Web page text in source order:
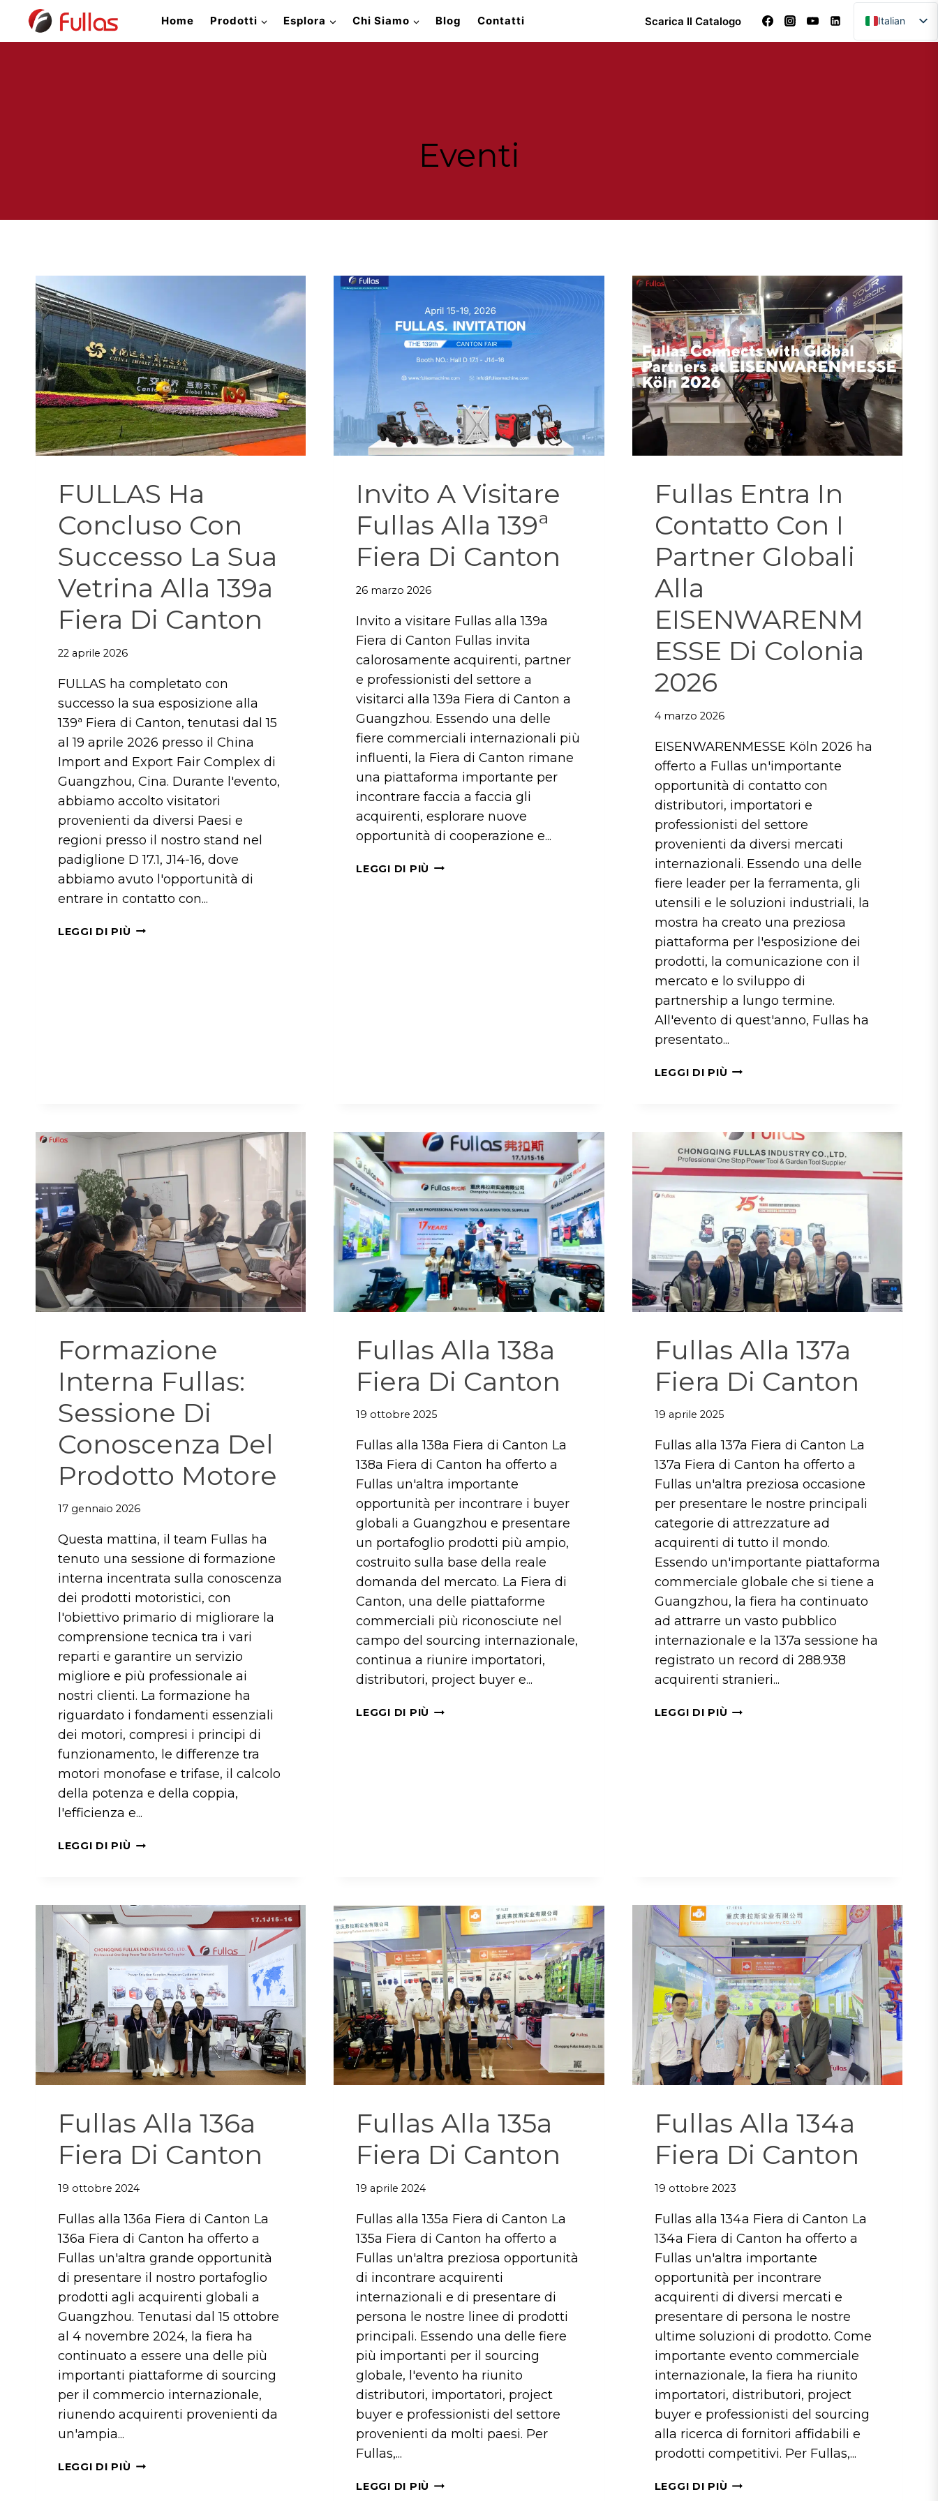
Home Prodotti Esplora Chi Siamo Blog Contatti Scarica Il Catalogo
Italian
English
Eventi
FULLAS Ha
Concluso Con
Successo La Sua
Vetrina Alla 139a
Fiera Di Canton
22 aprile 2026
FULLAS ha completato con
successo la sua esposizione alla
139ª Fiera di Canton, tenutasi dal 15
al 19 aprile 2026 presso il China
Import and Export Fair Complex di
Guangzhou, Cina. Durante l'evento,
abbiamo accolto visitatori
provenienti da diversi Paesi e
regioni presso il nostro stand nel
padiglione D 17.1, J14-16, dove
abbiamo avuto l'opportunità di
entrare in contatto con...
LEGGI DI PIÙ FULLAS
Invito A Visitare
Fullas Alla 139ª
Fiera Di Canton
26 marzo 2026
Invito a visitare Fullas alla 139a
Fiera di Canton Fullas invita
calorosamente acquirenti, partner
e professionisti del settore a
visitarci alla 139a Fiera di Canton a
Guangzhou. Essendo una delle
fiere commerciali internazionali più
influenti, la Fiera di Canton rimane
una piattaforma importante per
incontrare faccia a faccia gli
acquirenti, esplorare nuove
opportunità di cooperazione e...
LEGGI DI PIÙ INVITO
Fullas Entra In
Contatto Con I
Partner Globali
Alla
EISENWARENM
ESSE Di Colonia
2026
4 marzo 2026
EISENWARENMESSE Köln 2026 ha
offerto a Fullas un'importante
opportunità di contatto con
distributori, importatori e
professionisti del settore
provenienti da diversi mercati
internazionali. Essendo una delle
fiere leader per la ferramenta, gli
utensili e le soluzioni industriali, la
mostra ha creato una preziosa
piattaforma per l'esposizione dei
prodotti, la comunicazione con il
mercato e lo sviluppo di
partnership a lungo termine.
All'evento di quest'anno, Fullas ha
presentato...
LEGGI DI PIÙ FULLAS
CON
I
PARTNER
GLOBALI
ALLA
EISENWARENMESSE
DI
COLONIA
2026
Formazione
Interna Fullas:
Sessione Di
Conoscenza Del
Prodotto Motore
17 gennaio 2026
Questa mattina, il team Fullas ha
tenuto una sessione di formazione
interna incentrata sulla conoscenza
dei prodotti motoristici, con
l'obiettivo primario di migliorare la
comprensione tecnica tra i vari
reparti e garantire un servizio
migliore e più professionale ai
nostri clienti. La formazione ha
riguardato i fondamenti essenziali
dei motori, compresi i principi di
funzionamento, le differenze tra
motori monofase e trifase, il calcolo
della potenza e della coppia,
l'efficienza e...
LEGGI DI PIÙ FORMAZIONE
DI
CONOSCENZA
PRODOTTO
MOTORE
Fullas Alla 138a
Fiera Di Canton
19 ottobre 2025
Fullas alla 138a Fiera di Canton La
138a Fiera di Canton ha offerto a
Fullas un'altra importante
opportunità per incontrare i buyer
globali a Guangzhou e presentare
un portafoglio prodotti più ampio,
costruito sulla base della reale
domanda del mercato. La Fiera di
Canton, una delle piattaforme
commerciali più riconosciute nel
campo del sourcing internazionale,
continua a riunire importatori,
distributori, project buyer e...
LEGGI DI PIÙ FULLAS
Fullas Alla 137a
Fiera Di Canton
19 aprile 2025
Fullas alla 137a Fiera di Canton La
137a Fiera di Canton ha offerto a
Fullas un'altra preziosa occasione
per presentare le nostre principali
categorie di attrezzature ad
acquirenti di tutto il mondo.
Essendo un'importante piattaforma
commerciale globale che si tiene a
Guangzhou, la fiera ha continuato
ad attrarre un vasto pubblico
internazionale e la 137a sessione ha
registrato un record di 288.938
acquirenti stranieri...
LEGGI DI PIÙ FULLAS
Fullas Alla 136a
Fiera Di Canton
19 ottobre 2024
Fullas alla 136a Fiera di Canton La
136a Fiera di Canton ha offerto a
Fullas un'altra grande opportunità
di presentare il nostro portafoglio
prodotti agli acquirenti globali a
Guangzhou. Tenutasi dal 15 ottobre
al 4 novembre 2024, la fiera ha
continuato a essere una delle più
importanti piattaforme di sourcing
per il commercio internazionale,
riunendo acquirenti provenienti da
un'ampia...
LEGGI DI PIÙ FULLAS
Fullas Alla 135a
Fiera Di Canton
19 aprile 2024
Fullas alla 135a Fiera di Canton La
135a Fiera di Canton ha offerto a
Fullas un'altra preziosa opportunità
di incontrare acquirenti
internazionali e di presentare di
persona le nostre linee di prodotti
principali. Essendo una delle fiere
più importanti per il sourcing
globale, l'evento ha riunito
distributori, importatori, project
buyer e professionisti del settore
provenienti da molti paesi. Per
Fullas,...
LEGGI DI PIÙ FULLAS
Fullas Alla 134a
Fiera Di Canton
19 ottobre 2023
Fullas alla 134a Fiera di Canton La
134a Fiera di Canton ha offerto a
Fullas un'altra importante
opportunità per incontrare
acquirenti di diversi mercati e
presentare di persona le nostre
ultime soluzioni di prodotto. Come
importante evento commerciale
internazionale, la fiera ha riunito
importatori, distributori, project
buyer e professionisti del sourcing
alla ricerca di fornitori affidabili e
prodotti competitivi. Per Fullas,...
LEGGI DI PIÙ FULLAS